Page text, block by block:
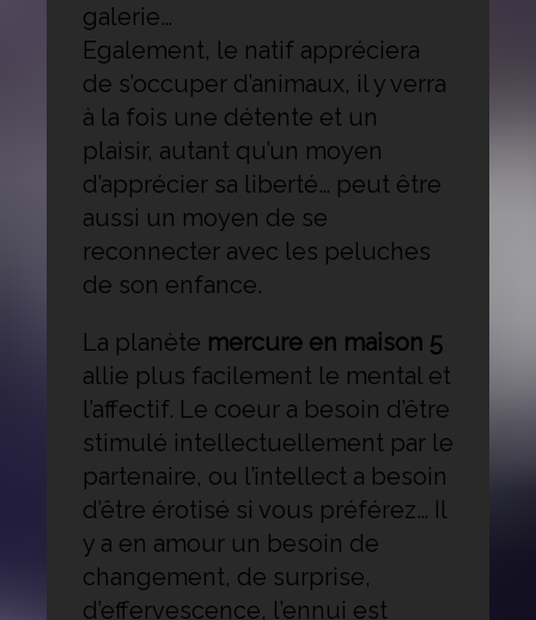
galerie…
Egalement, le natif appréciera
de s’occuper d’animaux, il y verra
à la fois une détente et un
plaisir, autant qu’un moyen
d’apprécier sa liberté… peut être
aussi un moyen de se
reconnecter avec les peluches
de son enfance.
La planète mercure en maison 5
allie plus facilement le mental et
l’affectif. Le coeur a besoin d’être
stimulé intellectuellement par le
partenaire, ou l’intellect a besoin
d’être érotisé si vous préférez… Il
y a en amour un besoin de
changement, de surprise,
d’effervescence, l’ennui est